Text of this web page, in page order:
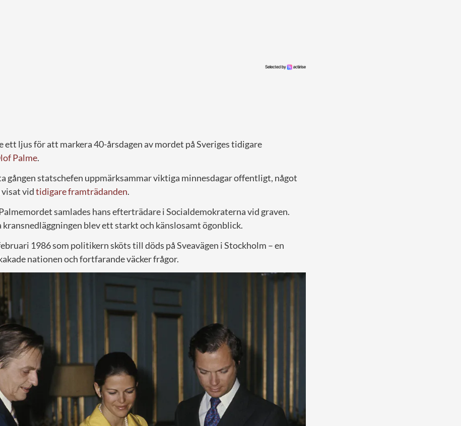
ett ljus för att markera 40-årsdagen av mordet på Sveriges tidigare
Palme.
gången statschefen uppmärksammar viktiga minnesdagar offentligt, något
visat vidtidigare framträdanden.
samlades hans efterträdare i Socialdemokraterna vid graven.
kransnedläggningen blev ett starkt och känslosamt ögonblick.
1986 som politikern sköts till döds på Sveavägen i Stockholm – en
nationen och fortfarande väcker frågor.